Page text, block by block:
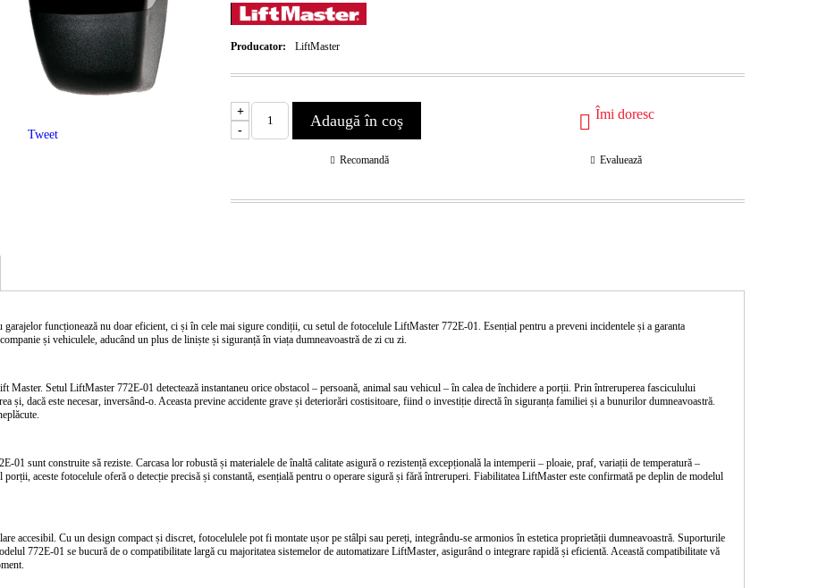
Producator: LiftMaster
+
-
Îmi doresc
Recomandă Evaluează
Tweet
funcționează nu doar eficient, ci și în cele mai sigure condiții, cu setul de fotocelule LiftMaster 772E-01. Esențial pentru a preveni incidentele și a garanta
și vehiculele, aducând un plus de liniște și siguranță în viața dumneavoastră de zi cu zi.
Master. Setul LiftMaster 772E-01 detectează instantaneu orice obstacol – persoană, animal sau vehicul – în calea de închidere a porții. Prin întreruperea fasciculului
și, dacă este necesar, inversând-o. Aceasta previne accidente grave și deteriorări costisitoare, fiind o investiție directă în siguranța familiei și a bunurilor dumneavoastră.
01 sunt construite să reziste. Carcasa lor robustă și materialele de înaltă calitate asigură o rezistență excepțională la intemperii – ploaie, praf, variații de temperatură –
aceste fotocelule oferă o detecție precisă și constantă, esențială pentru o operare sigură și fără întreruperi. Fiabilitatea LiftMaster este confirmată pe deplin de modelul
accesibil. Cu un design compact și discret, fotocelulele pot fi montate ușor pe stâlpi sau pereți, integrându-se armonios în estetica proprietății dumneavoastră. Suporturile
772E-01 se bucură de o compatibilitate largă cu majoritatea sistemelor de automatizare LiftMaster, asigurând o integrare rapidă și eficientă. Această compatibilitate vă